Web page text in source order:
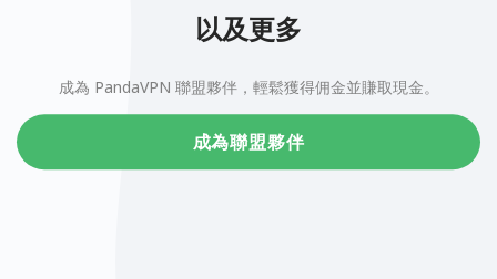
以及更多
成為 PandaVPN 聯盟夥伴，輕鬆獲得佣金並賺取現金。
成為聯盟夥伴